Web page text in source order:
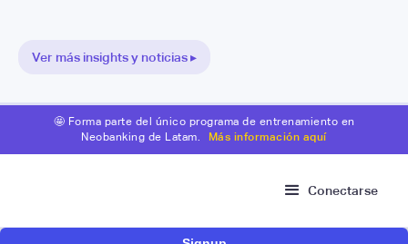
Ver más insights y noticias ▸
🤩 Forma parte del único programa de entrenamiento en
Neobanking de Latam.
Más información aquí
Conectarse